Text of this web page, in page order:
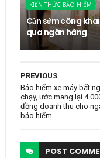
KIẾN THỨC BẢO HIỂM
Cần sớm công
qua ngân hàng
PREVIOUS
Bảo hiểm xe máy bất
chạy, ước mang lại
đồng doanh thu cho
bảo hiểm
POST